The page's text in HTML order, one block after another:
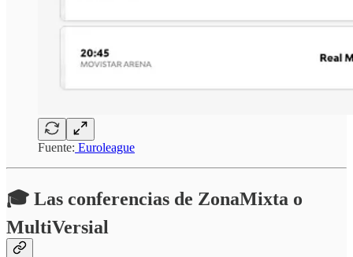
Fuente: Euroleague
🎓 Las conferencias de ZonaMixta o
MultiVersial